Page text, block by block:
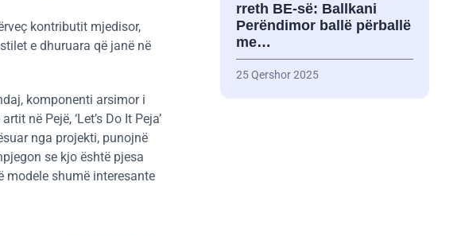
kontributit mjedisor,
e dhuruara që janë në
komponenti arsimor i
në Pejë, ‘Let’s Do It Peja’
nga projekti, punojnë
se kjo është pjesa
modele shumë interesante
rreth BE-së: Ballkani
Perëndimor ballë përballë
me…
25 Qershor 2025